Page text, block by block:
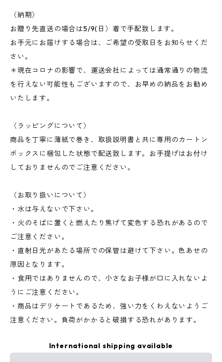
〈納期〉
お贈り先直送の場合は5/9(日）着で手配致します。
お手元にお届けする場合は、ご希望の受取日をお知らせくだ
さい。
＊現在コロナの影響で、運送会社によっては通常通りの物流
を行えない可能性もございますので、お早めの納品をお勧め
いたします。
〈ラッピングについて〉
商品を丁寧に薄紙で巻き、取扱説明書と共に専用のカートン
ボックスに梱包した状態で配送致します。お手提げはお付け
しておりませんのでご注意ください。
〈お取り扱いについて〉
・水は与えないで下さい。
・火のそばに置くと燃えたり焦げて変色する恐れがあるので
ご注意ください。
・直射日光があたる場所での保管は避けて下さい。色あせの
原因となります。
・食用ではありませんので、小さなお子様が口に入れないよ
うにご注意ください。
・商品はデリケートであるため、強い力をくわえないようご
注意ください。負荷がかかると破損する恐れがあります。
International shipping available